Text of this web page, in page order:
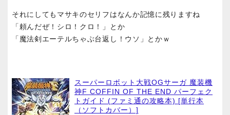
それにしてもマサキのセリフはなんか記憶に残りますね
「頼んだぜ！シロ！クロ！」とか
「魔法剣エーテルちゃぶ台返し！ウソ」とかｗ
スーパーロボット大戦OGサーガ 魔装機
神F COFFIN OF THE END パーフェク
トガイド (ファミ通の攻略本) [単行本
（ソフトカバー）]